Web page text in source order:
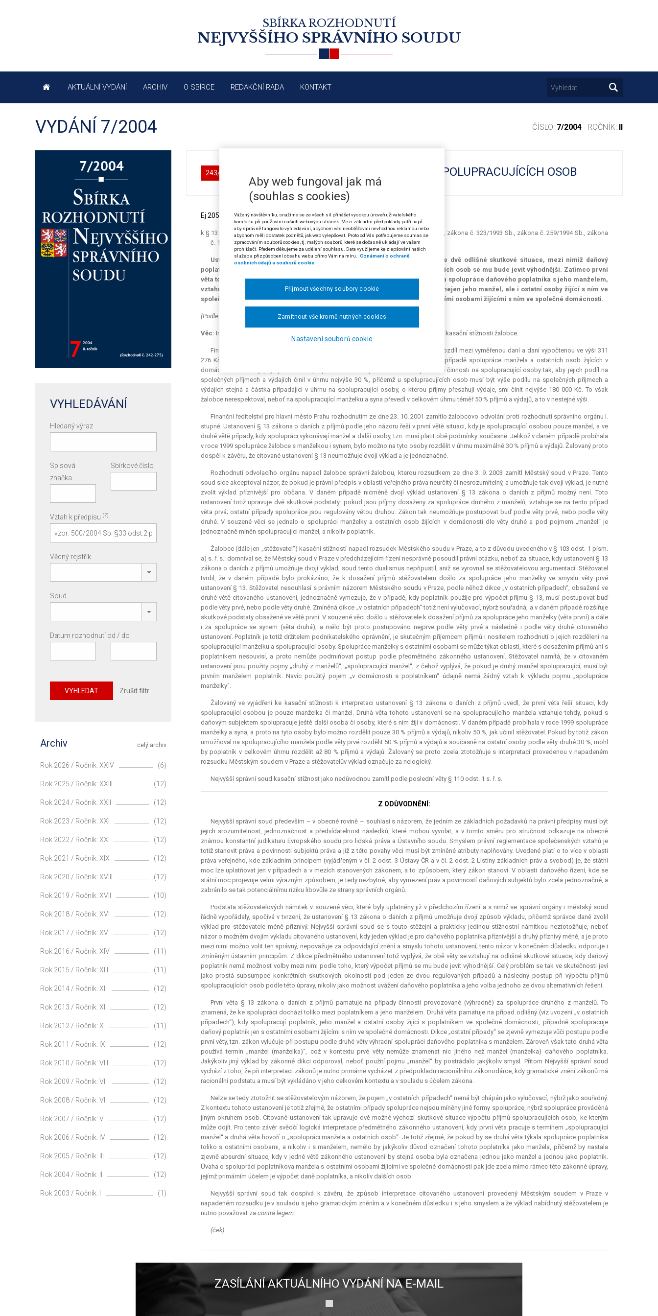
SBÍRKA ROZHODNUTÍ
NEJVYŠŠÍHO SPRÁVNÍHO SOUDU
AKTUÁLNÍ VYDÁNÍ ARCHIV O SBÍRCE REDAKČNÍ RADA KONTAKT
VYDÁNÍ 7/2004 ČÍSLO: 7/2004 · ROČNÍK:
243/2004 DAŇ Z PŘÍJMŮ: VÝPOČET PŘÍJMŮ SPOLUPRACUJÍCÍCH OSOB
Ej 205/2004
k § 13 zákona ČNR č. 586/1992 Sb., o daních z příjmů, ve znění zákona č. 35/1993 Sb., zákona č. 323/1993 Sb., zákona č. 259/1994 Sb., zákona
č. 149/1995 Sb. a zákona č. 210/1997 Sb. (v textu též „zákon o daních z příjmů“)
Ustanovení § 13 zákona ČNR č. 586/1992 Sb., o daních z příjmů, upravuje dvě odlišné skutkové situace, mezi nimiž daňový
poplatník nemá možnost volby podle toho, který výpočet příjmů spolupracujících osob se mu bude jevit výhodnější. Zatímco první
věta tohoto ustanovení pamatuje na případy činnosti provozované výhradně za spolupráce daňového poplatníka s jeho manželem,
vztahuje se druhá věta na případy, kdy s daňovým poplatníkem spolupracuje nejen jeho manžel, ale i ostatní osoby žijící s ním ve
společné domácnosti, případně kdy daňový poplatník spolupracuje jen s ostatními osobami žijícími s ním ve společné domácnosti.
(Podle rozsudku Nejvyššího správního soudu ze dne 18. 3. 2004, čj. 2 Afs 33/2003-62)
Věc: Ing. Jiří R. v P. proti Finančnímu ředitelství pro hlavní město Prahu o daň z příjmů, o kasační stížnosti žalobce.
Finanční úřad pro Prahu 8 vyměřil žalobci platebním výměrem ze dne 25. 7. 2000 rozdíl mezi vyměřenou daní a daní vypočtenou ve výši 311
276 Kč, způsobený tím, že podle ustanovení § 13 zákona o daních z příjmů se v případě spolupráce manžela a ostatních osob žijících v
domácnosti rozdělují příjmy dosažené při podnikání nebo jiné samostatně výdělečné činnosti na spolupracující osoby tak, aby jejich podíl na
společných příjmech a výdajích činil v úhrnu nejvýše 30 %, přičemž u spolupracujících osob musí být výše podílu na společných příjmech a
výdajích stejná a částka připadající v úhrnu na spolupracující osoby, o kterou příjmy přesahují výdaje, smí činit nejvýše 180 000 Kč. To však
žalobce nerespektoval, neboť na spolupracující manželku a syna převedl v celkovém úhrnu téměř 50 % příjmů a výdajů, a to v nestejné výši.
Finanční ředitelství pro hlavní město Prahu rozhodnutím ze dne 23. 10. 2001 zamítlo žalobcovo odvolání proti rozhodnutí správního orgánu I.
stupně. Ustanovení § 13 zákona o daních z příjmů podle jeho názoru řeší v první větě situaci, kdy je spolupracující osobou pouze manžel, a ve
druhé větě případy, kdy spolupráci vykonávají manžel a další osoby, tzn. musí platit obě podmínky současně. Jelikož v daném případě probíhala
v roce 1999 spolupráce žalobce s manželkou i synem, bylo možno na tyto osoby rozdělit v úhrnu maximálně 30 % příjmů a výdajů. Žalovaný proto
dospěl k závěru, že citované ustanovení § 13 neumožňuje dvojí výklad a je jednoznačné.
Rozhodnutí odvolacího orgánu napadl žalobce správní žalobou, kterou rozsudkem ze dne 3. 9. 2003 zamítl Městský soud v Praze. Tento
soud sice akceptoval názor, že pokud je právní předpis v oblasti veřejného práva neurčitý či nesrozumitelný, a umožňuje tak dvojí výklad, je nutné
zvolit výklad příznivější pro občana. V daném případě nicméně dvojí výklad ustanovení § 13 zákona o daních z příjmů možný není. Toto
ustanovení totiž upravuje dvě skutkové podstaty: pokud jsou příjmy dosaženy za spolupráce druhého z manželů, vztahuje se na tento případ
věta prvá; ostatní případy spolupráce jsou regulovány větou druhou. Zákon tak neumožňuje postupovat buď podle věty prvé, nebo podle věty
druhé. V souzené věci se jednalo o spolupráci manželky a ostatních osob žijících v domácnosti dle věty druhé a pod pojmem „manžel“ je
jednoznačně míněn spolupracující manžel, a nikoliv poplatník.
Žalobce (dále jen „stěžovatel“) kasační stížností napadl rozsudek Městského soudu v Praze, a to z důvodu uvedeného v § 103 odst. 1 písm.
a) s. ř. s.: domníval se, že Městský soud v Praze v předcházejícím řízení nesprávně posoudil právní otázku, neboť za situace, kdy ustanovení § 13
zákona o daních z příjmů umožňuje dvojí výklad, soud tento dualismus nepřipustil, aniž se vyrovnal se stěžovatelovou argumentací. Stěžovatel
tvrdil, že v daném případě bylo prokázáno, že k dosažení příjmů stěžovatelem došlo za spolupráce jeho manželky ve smyslu věty prvé
ustanovení § 13. Stěžovatel nesouhlasí s právním názorem Městského soudu v Praze, podle něhož dikce „v ostatních případech“, obsažená ve
druhé větě citovaného ustanovení, jednoznačně vymezuje, že v případě, kdy poplatník použije pro výpočet příjmu § 13, musí postupovat buď
podle věty prvé, nebo podle věty druhé. Zmíněná dikce „v ostatních případech“ totiž není vylučovací, nýbrž souřadná, a v daném případě rozšiřuje
skutkové podstaty obsažené ve větě první. V souzené věci došlo u stěžovatele k dosažení příjmů za spolupráce jeho manželky (věta první) a dále
i za spolupráce se synem (věta druhá), a mělo být proto postupováno nejprve podle věty prvé a následně i podle věty druhé citovaného
ustanovení. Poplatník je totiž držitelem podnikatelského oprávnění, je skutečným příjemcem příjmů i nositelem rozhodnutí o jejich rozdělení na
spolupracující manželku a spolupracující osoby. Spolupráce manželky s ostatními osobami se může týkat oblastí, které s dosažením příjmů ani s
poplatníkem nesouvisí, a proto nemůže podmiňovat postup podle předmětného zákonného ustanovení. Stěžovatel namítá, že v citovaném
ustanovení jsou použity pojmy „druhý z manželů“, „spolupracující manžel“, z čehož vyplývá, že pokud je druhý manžel spolupracující, musí být
prvním manželem poplatník. Navíc použitý pojem „v domácnosti s poplatníkem“ údajně nemá žádný vztah k výkladu pojmu „spolupráce
manželky“.
Žalovaný ve vyjádření ke kasační stížnosti k interpretaci ustanovení § 13 zákona o daních z příjmů uvedl, že první věta řeší situaci, kdy
spolupracující osobou je pouze manželka či manžel. Druhá věta tohoto ustanovení se na spolupracujícího manžela vztahuje tehdy, pokud s
daňovým subjektem spolupracuje ještě další osoba či osoby, které s ním žijí v domácnosti. V daném případě probíhala v roce 1999 spolupráce
manželky a syna, a proto na tyto osoby bylo možno rozdělit pouze 30 % příjmů a výdajů, nikoliv 50 %, jak učinil stěžovatel. Pokud by totiž zákon
umožňoval na spolupracujícího manžela podle věty prvé rozdělit 50 % příjmů a výdajů a současně na ostatní osoby podle věty druhé 30 %, mohl
by poplatník v celkovém úhrnu rozdělit až 80 % příjmů a výdajů. Žalovaný se proto zcela ztotožňuje s interpretací provedenou v napadeném
rozsudku Městským soudem v Praze a stěžovatelův výklad označuje za nelogický.
Nejvyšší správní soud kasační stížnost jako nedůvodnou zamítl podle poslední věty § 110 odst. 1 s. ř. s.
Z ODŮVODNĚNÍ:
Nejvyšší správní soud především – v obecné rovině – souhlasí s názorem, že jedním ze základních požadavků na právní předpisy musí být
jejich srozumitelnost, jednoznačnost a předvídatelnost následků, které mohou vyvolat, a v tomto směru pro stručnost odkazuje na obecně
známou konstantní judikaturu Evropského soudu pro lidská práva a Ústavního soudu. Smyslem právní reglementace společenských vztahů je
totiž stanovit práva a povinnosti subjektů práva a již z této povahy věci musí být zmíněné atributy naplňovány. Uvedené platí o to více v oblasti
práva veřejného, kde základním principem (vyjádřeným v čl. 2 odst. 3 Ústavy ČR a v čl. 2 odst. 2 Listiny základních práv a svobod) je, že státní
moc lze uplatňovat jen v případech a v mezích stanovených zákonem, a to způsobem, který zákon stanoví. V oblasti daňového řízení, kde se
státní moc projevuje velmi výrazným způsobem, je tedy nezbytné, aby vymezení práv a povinností daňových subjektů bylo zcela jednoznačné, a
zabránilo se tak potenciálnímu riziku libovůle ze strany správních orgánů.
Podstata stěžovatelových námitek v souzené věci, které byly uplatněny již v předchozím řízení a s nimiž se správní orgány i městský soud
řádně vypořádaly, spočívá v tvrzení, že ustanovení § 13 zákona o daních z příjmů umožňuje dvojí způsob výkladu, přičemž správce daně zvolil
výklad pro stěžovatele méně příznivý. Nejvyšší správní soud se s touto stěžejní a prakticky jedinou stížnostní námitkou neztotožňuje, neboť
názor o možném dvojím výkladu citovaného ustanovení, kdy jeden výklad je pro daňového poplatníka příznivější a druhý příznivý méně, a je proto
mezi nimi možno volit ten správný, nepovažuje za odpovídající znění a smyslu tohoto ustanovení; tento názor v konečném důsledku odporuje i
zmíněným ústavním principům. Z dikce předmětného ustanovení totiž vyplývá, že obě věty se vztahují na odlišné skutkové situace, kdy daňový
poplatník nemá možnost volby mezi nimi podle toho, který výpočet příjmů se mu bude jevit výhodnější. Celý problém se tak ve skutečnosti jeví
jako prostá subsumpce konkrétních skutkových okolností pod jeden ze dvou regulovaných případů a následný postup při výpočtu příjmů
spolupracujících osob podle této úpravy, nikoliv jako možnost uvážení daňového poplatníka a jeho volba jednoho ze dvou alternativních řešení.
První věta § 13 zákona o daních z příjmů pamatuje na případy činnosti provozované (výhradně) za spolupráce druhého z manželů. To
znamená, že ke spolupráci dochází toliko mezi poplatníkem a jeho manželem. Druhá věta pamatuje na případ odlišný (viz uvození „v ostatních
případech“), kdy spolupracují poplatník, jeho manžel a ostatní osoby žijící s poplatníkem ve společné domácnosti, případně spolupracuje
daňový poplatník jen s ostatními osobami žijícími s ním ve společné domácnosti. Dikce „ostatní případy“ se zjevně vymezuje vůči postupu podle
první věty, tzn. zákon vylučuje při postupu podle druhé věty výhradní spolupráci daňového poplatníka s manželem. Zároveň však tato druhá věta
používá termín „manžel (manželka)“, což v kontextu prvé věty nemůže znamenat nic jiného než manžel (manželka) daňového poplatníka.
Jakýkoliv jiný výklad by zákonné dikci odporoval, neboť použití pojmu „manžel“ by postrádalo jakýkoliv smysl. Přitom Nejvyšší správní soud
vychází z toho, že při interpretaci zákonů je nutno primárně vycházet z předpokladu racionálního zákonodárce, kdy gramatické znění zákonů má
racionální podstatu a musí být vykládáno v jeho celkovém kontextu a v souladu s účelem zákona.
Nelze se tedy ztotožnit se stěžovatelovým názorem, že pojem „v ostatních případech“ nemá být chápán jako vylučovací, nýbrž jako souřadný.
Z kontextu tohoto ustanovení je totiž zřejmé, že ostatními případy spolupráce nejsou míněny jiné formy spolupráce, nýbrž spolupráce prováděná
jiným okruhem osob. Citované ustanovení tak upravuje dvě možné výchozí skutkové situace výpočtu příjmů spolupracujících osob, ke kterým
může dojít. Pro tento závěr svědčí logickáinterpretace předmětného zákonného ustanovení, kdy první věta pracuje s termínem „spolupracující
manžel“ a druhá věta hovoří o „spolupráci manžela a ostatních osob“. Je totiž zřejmé, že pokud by se druhá věta týkala spolupráce poplatníka
toliko s ostatními osobami, a nikoliv i s manželem, nemělo by jakýkoliv důvod označení tohoto poplatníka jako manžela, přičemž by nastala
zjevně absurdnísituace, kdy v jedné větě zákonného ustanovení by stejná osoba byla označena jednou jako manžel a jednou jako poplatník.
Úvaha o spolupráci poplatníkova manžela s ostatními osobami žijícími ve společné domácnosti pak jde zcela mimo rámec této zákonné úpravy,
jejímž primárním účelem je výpočet daně poplatníka, a nikoliv dalších osob.
Nejvyšší správní soud tak dospívá k závěru, že způsobinterpretace citovaného ustanovení provedený Městským soudem v Praze v
napadeném rozsudku je v souladu s jeho gramatickým zněním a v konečném důsledku i s jeho smyslem a že výklad nabídnutý stěžovatelem je
nutno považovat za contra legem.
(ček)
VYHLEDÁVÁNÍ
Hledaný výraz
Spisová
značka
Sbírkové číslo
Vztah k předpisu (?)
Věcný rejstřík
Soud
Datum rozhodnutí od / do
VYHLEDAT Zrušit filtr
celý archiv
Archiv
Rok 2026 / Ročník: XXIV (6)
Rok 2025 / Ročník: XXIII (12)
Rok 2024 / Ročník: XXII (12)
Rok 2023 / Ročník: XXI (12)
Rok 2022 / Ročník: XX (12)
Rok 2021 / Ročník: XIX (12)
Rok 2020 / Ročník: XVIII (12)
Rok 2019 / Ročník: XVII (10)
Rok 2018 / Ročník: XVI (12)
Rok 2017 / Ročník: XV (12)
Rok 2016 / Ročník: XIV (11)
Rok 2015 / Ročník: XIII (11)
Rok 2014 / Ročník: XII (12)
Rok 2013 / Ročník: XI (12)
Rok 2012 / Ročník: X (11)
Rok 2011 / Ročník: IX (12)
Rok 2010 / Ročník: VIII (12)
Rok 2009 / Ročník: VII (12)
Rok 2008 / Ročník: VI (12)
Rok 2007 / Ročník: V (12)
Rok 2006 / Ročník: IV (12)
Rok 2005 / Ročník: III (12)
Rok 2004 / Ročník: II (12)
Rok 2003 / Ročník: I (1)
ZASÍLÁNÍ AKTUÁLNÍHO VYDÁNÍ NA E-MAIL
Aby web fungoval jak má
(souhlas s cookies)
Vážený návštěvníku, snažíme se ze všech sil přinášet vysokou úroveň uživatelského
komfortu při používání našich webových stránek. Mezi základní předpoklady patří např.
aby správně fungovalo vyhledávání, abychom vás neobtěžovali nevhodnou reklamou nebo
abychom měli dostatek podnětů, jak web vylepšovat. Proto od Vás potřebujeme souhlas se
zpracováním souborů cookies, tj. malých souborů, které se dočasně ukládají ve vašem
prohlížeči. Předem děkujeme za udělení souhlasu. Data využijeme ke zlepšování našich
služeb a přizpůsobení obsahu webu přímo Vám na míru.
Oznámení o ochraně
osobních údajů a souborů cookie
Nastavení souborů cookie
Zamítnout vše kromě nutných cookies
Přijmout všechny soubory cookie